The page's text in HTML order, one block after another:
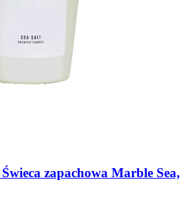
Świeca zapachowa Marble Sea,